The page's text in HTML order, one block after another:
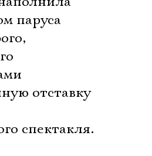
паруса
отставку
спектакля.